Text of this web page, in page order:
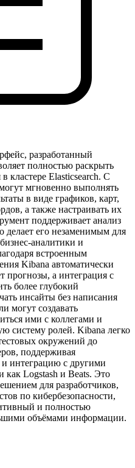
разработанный
полностью раскрыть
кластере Elasticsearch. С
мгновенно выполнять
в виде графиков, карт,
а также настраивать их
поддерживает анализ
делает его незаменимым для
и
встроенным
Kibana автоматически
прогнозы, а интеграция с
более глубокий
инсайты без написания
могут создавать
ими с коллегами и
систему ролей. Kibana легко
окружений до
поддерживая
и интеграцию с другими
как Logstash и Beats. Это
для разработчиков,
по кибербезопасности,
и полностью
объёмами информации.